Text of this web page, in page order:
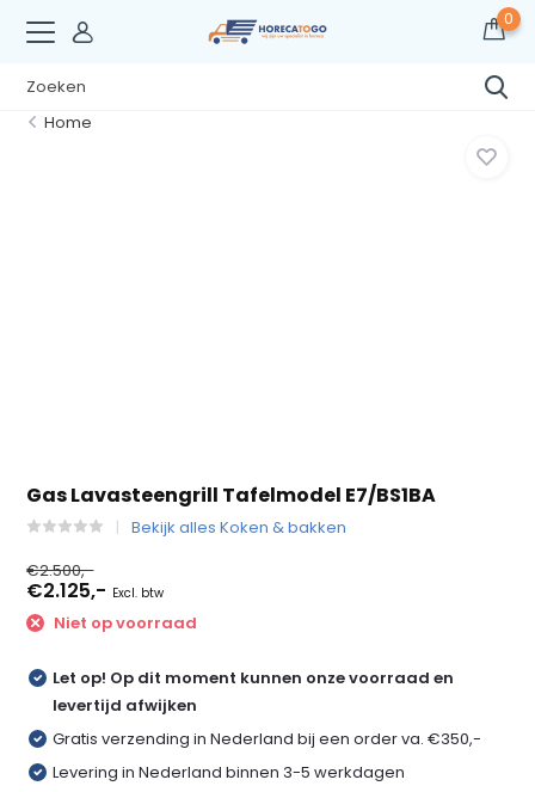
0
Home
Gas Lavasteengrill Tafelmodel E7/BS1BA
Bekijk alles Koken & bakken
€2.500,-
€2.125,- Excl. btw
Niet op voorraad
Let op! Op dit moment kunnen onze voorraad en
levertijd afwijken
Gratis verzending in Nederland bij een order va. €350,-
Levering in Nederland binnen 3-5 werkdagen